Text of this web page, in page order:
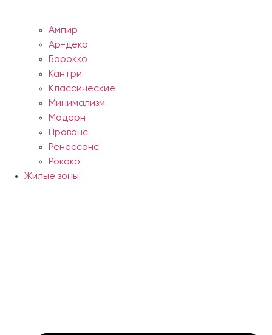
Ампир
Ар-деко
Барокко
Кантри
Классические
Минимализм
Модерн
Прованс
Ренессанс
Рококо
Жилые зоны